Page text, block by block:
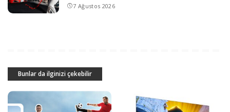
7 Ağustos 2026
Bunlar da ilginizi çekebilir